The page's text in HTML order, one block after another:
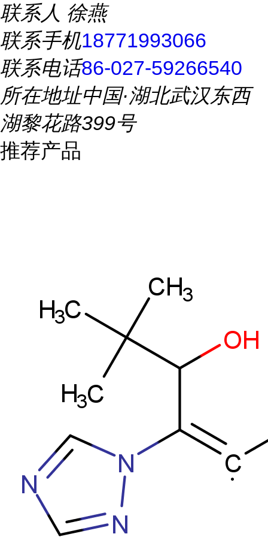
联系人 徐燕
联系手机18771993066
联系电话86-027-59266540
所在地址中国·湖北武汉东西
湖黎花路399号
推荐产品